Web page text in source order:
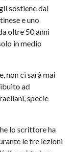
sostiene dal
e uno
oltre 50 anni
in medio
non ci sarà mai
ad
specie
lo scrittore ha
le tre lezioni